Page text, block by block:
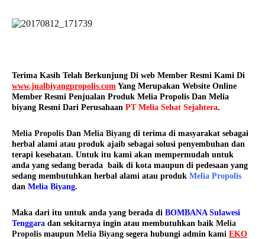
Terima Kasih Telah Berkunjung Di web Member Resmi Kami Di
www.jualbiyangpropolis.com Yang Merupakan Website Online
Member Resmi Penjualan Produk Melia Propolis Dan Melia
biyang Resmi Dari Perusahaan PT Melia Sehat Sejahtera.
Melia Propolis Dan Melia Biyang di terima di masyarakat sebagai
herbal alami atau produk ajaib sebagai solusi penyembuhan dan
terapi kesehatan. Untuk itu kami akan mempermudah untuk
anda yang sedang berada baik di kota maupun di pedesaan yang
sedang membutuhkan herbal alami atau produk Melia Propolis
dan Melia Biyang.
Maka dari itu untuk anda yang berada di BOMBANA Sulawesi
Tenggara dan sekitarnya ingin atau membutuhkan baik Melia
Propolis maupun Melia Biyang segera hubungi admin kami EKO